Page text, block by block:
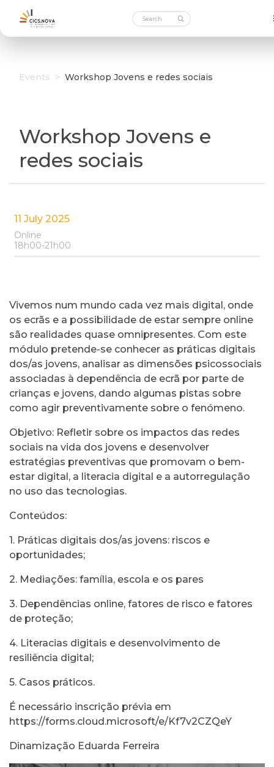
Events > Workshop Jovens e redes sociais
Workshop Jovens e
redes sociais
Vivemos num mundo cada vez mais digital, onde
os ecrãs e a possibilidade de estar sempre online
são realidades quase omnipresentes. Com este
módulo pretende-se conhecer as práticas digitais
dos/as jovens, analisar as dimensões psicossociais
associadas à dependência de ecrã por parte de
crianças e jovens, dando algumas pistas sobre
como agir preventivamente sobre o fenómeno.
Objetivo: Refletir sobre os impactos das redes
sociais na vida dos jovens e desenvolver
estratégias preventivas que promovam o bem-
estar digital, a literacia digital e a autorregulação
no uso das tecnologias.
Conteúdos:
1. Práticas digitais dos/as jovens: riscos e
oportunidades;
2. Mediações: família, escola e os pares
3. Dependências online, fatores de risco e fatores
de proteção;
4. Literacias digitais e desenvolvimento de
resiliência digital;
5. Casos práticos.
É necessário inscrição prévia em
https://forms.cloud.microsoft/e/Kf7v2CZQeY
Dinamização Eduarda Ferreira
11 July 2025
Online
18h00-21h00